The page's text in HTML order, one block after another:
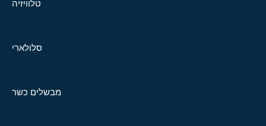
טלוויזיה
סלולארי
מבשלים כשר